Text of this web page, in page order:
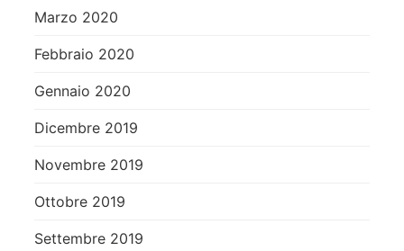
Marzo 2020
Febbraio 2020
Gennaio 2020
Dicembre 2019
Novembre 2019
Ottobre 2019
Settembre 2019